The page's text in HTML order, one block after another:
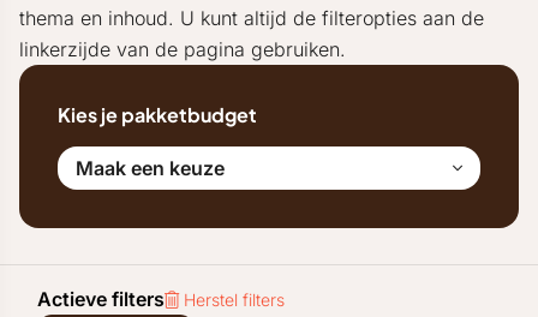
thema en inhoud. U kunt altijd de filteropties aan de
linkerzijde van de pagina gebruiken.
Kies je pakketbudget
Maak een keuze
Actieve filters
Herstel filters